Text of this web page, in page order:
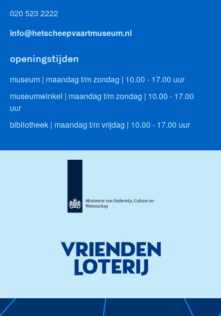
020 523 2222
info@hetscheepvaartmuseum.nl
openingstijden
museum | maandag t/m zondag | 10.00 - 17.00 uur
museumwinkel | maandag t/m zondag | 10.00 - 17.00
uur
bibliotheek | maandag t/m vrijdag | 10.00 - 17.00 uur